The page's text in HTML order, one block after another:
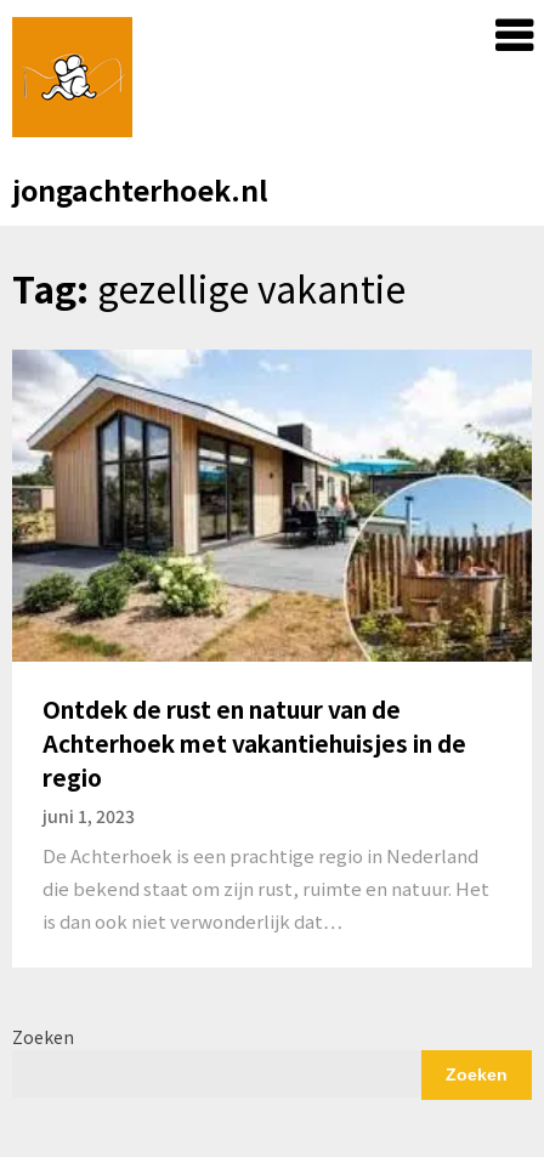
Skip
content
jongachterhoek.nl
Tag: gezellige vakantie
Ontdek de rust en natuur van de
Achterhoek met vakantiehuisjes in de
regio
juni 1, 2023
De Achterhoek is een prachtige regio in Nederland
die bekend staat om zijn rust, ruimte en natuur. Het
is dan ook niet verwonderlijk dat…
Zoeken
Zoeken